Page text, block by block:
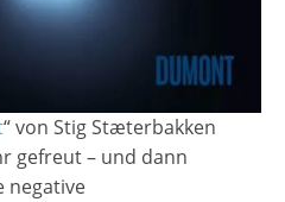
“ von Stig Stӕterbakken
gefreut – und dann
negative